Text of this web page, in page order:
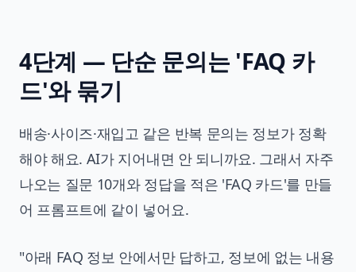
4단계 — 단순 문의는 'FAQ 카
드'와 묶기
배송·사이즈·재입고 같은 반복 문의는 정보가 정확
해야 해요. AI가 지어내면 안 되니까요. 그래서 자주
나오는 질문 10개와 정답을 적은 'FAQ 카드'를 만들
어 프롬프트에 같이 넣어요.
"아래 FAQ 정보 안에서만 답하고, 정보에 없는 내용